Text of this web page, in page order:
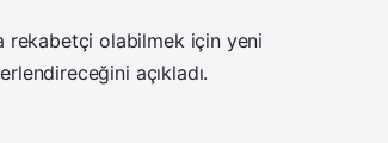
rekabetçi olabilmek için yeni
açıkladı.